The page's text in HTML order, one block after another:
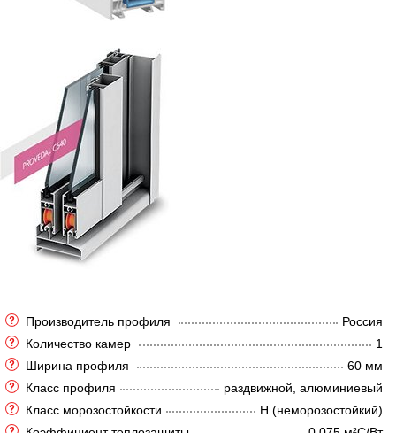
Производитель профиля
Россия
Количество камер
1
Ширина профиля
60 мм
Класс профиля
раздвижной, алюминиевый
Класс морозостойкости
Н (неморозостойкий)